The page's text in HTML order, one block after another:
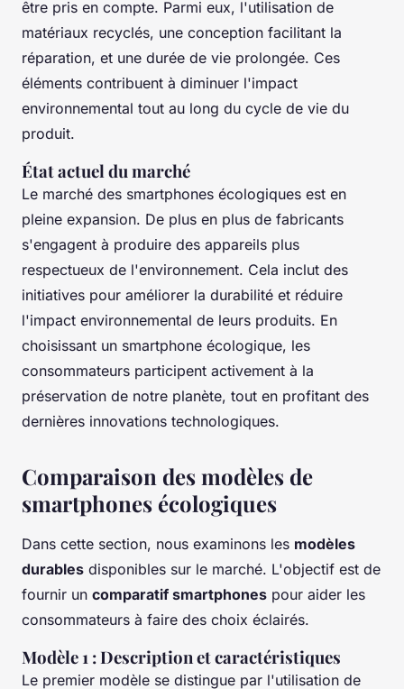
être pris en compte. Parmi eux, l'utilisation de
matériaux recyclés, une conception facilitant la
réparation, et une durée de vie prolongée. Ces
éléments contribuent à diminuer l'impact
environnemental tout au long du cycle de vie du
produit.
État actuel du marché
Le marché des smartphones écologiques est en
pleine expansion. De plus en plus de fabricants
s'engagent à produire des appareils plus
respectueux de l'environnement. Cela inclut des
initiatives pour améliorer la durabilité et réduire
l'impact environnemental de leurs produits. En
choisissant un smartphone écologique, les
consommateurs participent activement à la
préservation de notre planète, tout en profitant des
dernières innovations technologiques.
Comparaison des modèles de
smartphones écologiques
Dans cette section, nous examinons les modèles
durables disponibles sur le marché. L'objectif est de
fournir un comparatif smartphones pour aider les
consommateurs à faire des choix éclairés.
Modèle 1 : Description et caractéristiques
Le premier modèle se distingue par l'utilisation de